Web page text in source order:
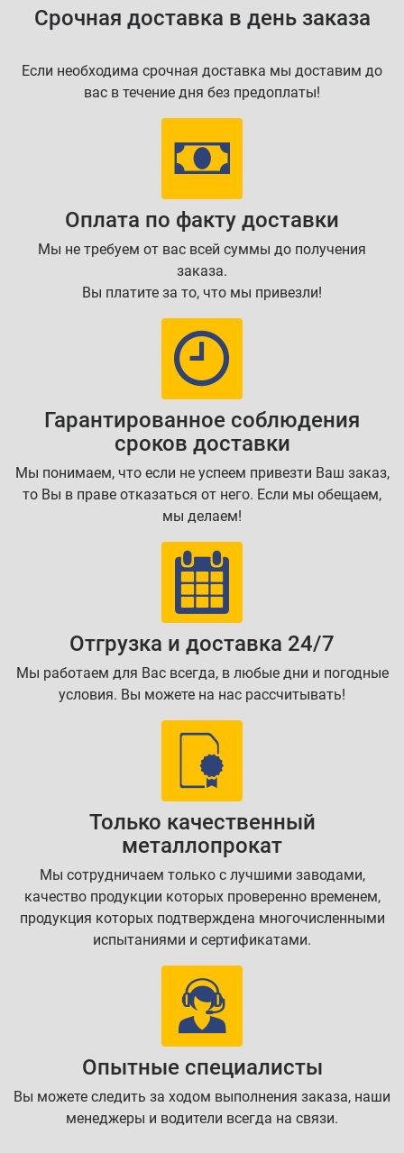
Срочная доставка в день заказа
Если необходима срочная доставка мы доставим до
вас в течение дня без предоплаты!
Оплата по факту доставки
Мы не требуем от вас всей суммы до получения
заказа.
Вы платите за то, что мы привезли!
Гарантированное соблюдения
сроков доставки
Мы понимаем, что если не успеем привезти Ваш заказ,
то Вы в праве отказаться от него. Если мы обещаем,
мы делаем!
Отгрузка и доставка 24/7
Мы работаем для Вас всегда, в любые дни и погодные
условия. Вы можете на нас рассчитывать!
Только качественный
металлопрокат
Мы сотрудничаем только с лучшими заводами,
качество продукции которых проверенно временем,
продукция которых подтверждена многочисленными
испытаниями и сертификатами.
Опытные специалисты
Вы можете следить за ходом выполнения заказа, наши
менеджеры и водители всегда на связи.